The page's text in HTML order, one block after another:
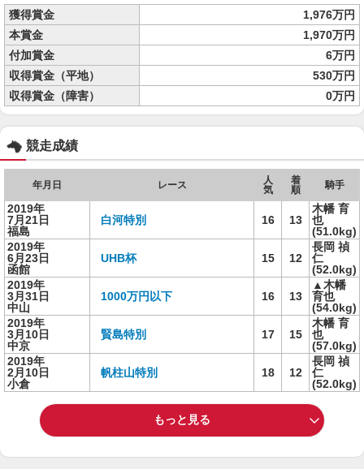
獲得賞金
1,976万円
本賞金
1,970万円
付加賞金
6万円
収得賞金（平地）
530万円
収得賞金（障害）
0万円
競走成績
年月日 レース
人
気
着
順
騎手
2019年
7月21日
福島
白河特別 16 13
木幡 育
也
(51.0kg)
2019年
6月23日
函館
UHB杯 15 12
長岡 禎
仁
(52.0kg)
2019年
3月31日
中山
1000万円以下 16 13
▲木幡
育也
(54.0kg)
2019年
3月10日
中京
賢島特別 17 15
木幡 育
也
(57.0kg)
2019年
2月10日
小倉
帆柱山特別 18 12
長岡 禎
仁
(52.0kg)
もっと見る